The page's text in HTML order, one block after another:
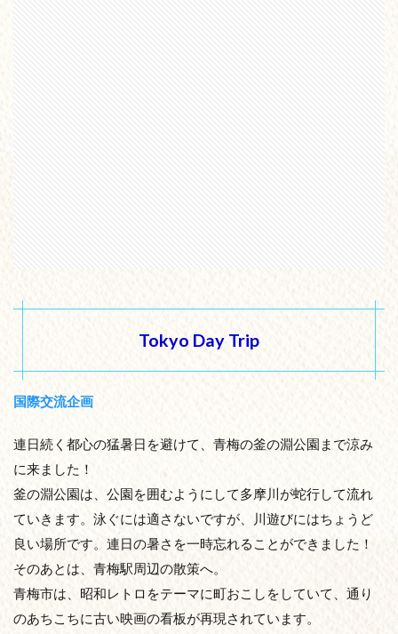
Tokyo Day Trip
国際交流企画
連日続く都心の猛暑日を避けて、青梅の釜の淵公園まで涼み
に来ました！
釜の淵公園は、公園を囲むようにして多摩川が蛇行して流れ
ていきます。泳ぐには適さないですが、川遊びにはちょうど
良い場所です。連日の暑さを一時忘れることができました！
そのあとは、青梅駅周辺の散策へ。
青梅市は、昭和レトロをテーマに町おこしをしていて、通り
のあちこちに古い映画の看板が再現されています。